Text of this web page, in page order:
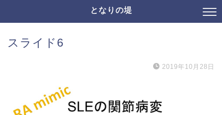
となりの堤
スライド6
2019年10月28日